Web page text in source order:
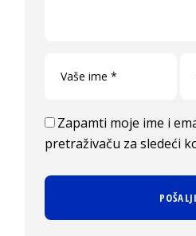
Zapamti moje ime i
pretraživaču za sledeći